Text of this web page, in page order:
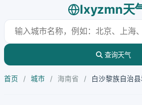
lxyzmn天
查询天气
首页 / 城市 / 海南省 / 白沙黎族自治